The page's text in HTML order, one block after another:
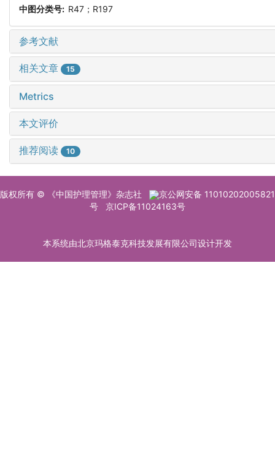
中图分类号: R47；R197
参考文献
相关文章 15
Metrics
本文评价
推荐阅读 10
版权所有 © 《中国护理管理》杂志社
京公网安备 11010202005821
号
京ICP备11024163号
本系统由北京玛格泰克科技发展有限公司设计开发